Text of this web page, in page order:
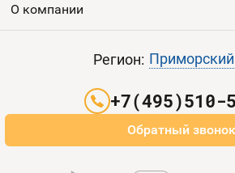
Выгодные тарифы
О компании
Оплата и доставка
Регион:
+7(495)510-
Обратный звонок